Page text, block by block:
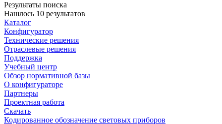
Результаты поиска
Нашлось 10 результатов
Каталог
Конфигуратор
Технические решения
Отраслевые решения
Поддержка
Учебный центр
Обзор нормативной базы
О конфигураторе
Партнеры
Проектная работа
Скачать
Кодированное обозначение световых приборов